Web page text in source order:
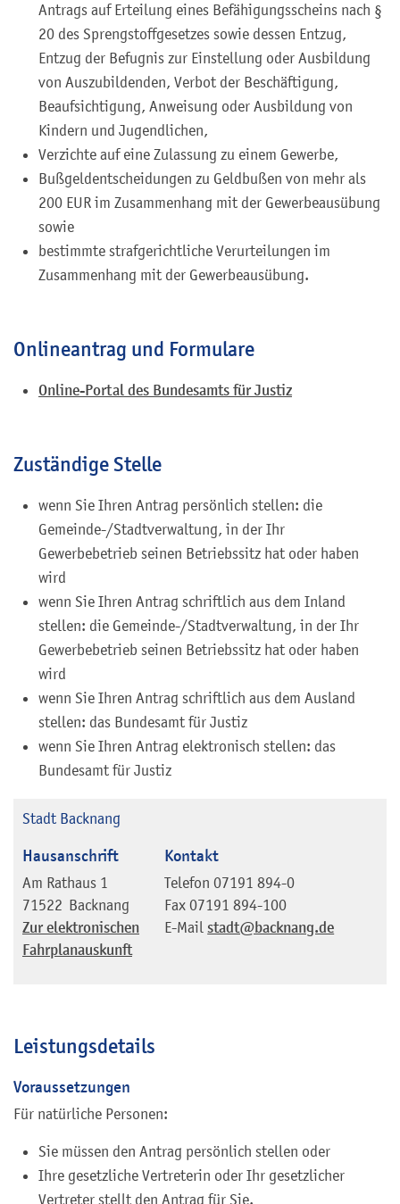
Antrags auf Erteilung eines Befähigungsscheins nach §
20 des Sprengstoffgesetzes sowie dessen Entzug,
Entzug der Befugnis zur Einstellung oder Ausbildung
von Auszubildenden, Verbot der Beschäftigung,
Beaufsichtigung, Anweisung oder Ausbildung von
Kindern und Jugendlichen,
Verzichte auf eine Zulassung zu einem Gewerbe,
Bußgeldentscheidungen zu Geldbußen von mehr als
200 EUR im Zusammenhang mit der Gewerbeausübung
sowie
bestimmte strafgerichtliche Verurteilungen im
Zusammenhang mit der Gewerbeausübung.
Onlineantrag und Formulare
Online-Portal des Bundesamts für Justiz
Zuständige Stelle
wenn Sie Ihren Antrag persönlich stellen: die
Gemeinde-/Stadtverwaltung, in der Ihr
Gewerbebetrieb seinen Betriebssitz hat oder haben
wird
wenn Sie Ihren Antrag schriftlich aus dem Inland
stellen: die Gemeinde-/Stadtverwaltung, in der Ihr
Gewerbebetrieb seinen Betriebssitz hat oder haben
wird
wenn Sie Ihren Antrag schriftlich aus dem Ausland
stellen: das Bundesamt für Justiz
wenn Sie Ihren Antrag elektronisch stellen: das
Bundesamt für Justiz
Stadt Backnang
Hausanschrift
Am Rathaus 1
71522 Backnang
Zur elektronischen
Fahrplanauskunft
Kontakt
Telefon 07191 894-0
Fax 07191 894-100
E-Mail stadt@backnang.de
Leistungsdetails
Voraussetzungen
Für natürliche Personen:
Sie müssen den Antrag persönlich stellen oder
Ihre gesetzliche Vertreterin oder Ihr gesetzlicher
Vertreter stellt den Antrag für Sie.